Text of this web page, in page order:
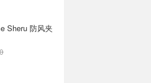
Sheru 防风夹